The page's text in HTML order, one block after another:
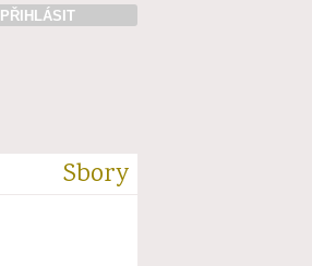
PŘIHLÁSIT
Sbory